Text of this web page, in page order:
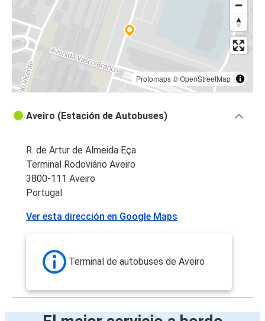
Protomaps©OpenStreetMap
Aveiro (Estación de Autobuses)
R. de Artur de Almeida Eça
Terminal Rodoviário Aveiro
3800-111 Aveiro
Portugal
Ver esta dirección en Google Maps
Terminal de autobuses de Aveiro